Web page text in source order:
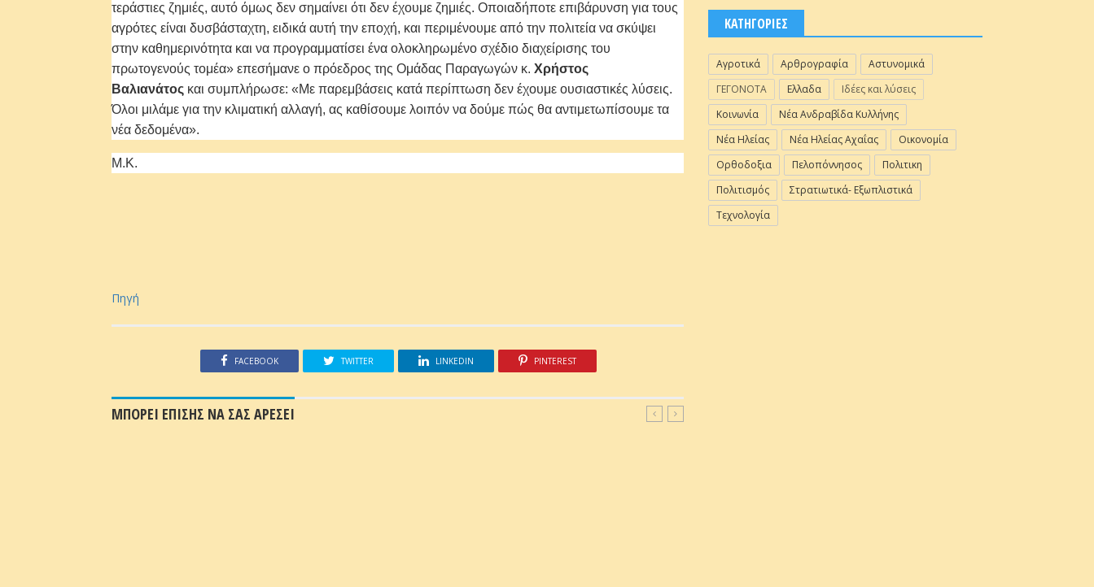
τεράστιες ζημιές, αυτό όμως δεν σημαίνει ότι δεν έχουμε ζημιές. Οποιαδήποτε επιβάρυνση για τους
αγρότες είναι δυσβάσταχτη, ειδικά αυτή την εποχή, και περιμένουμε από την πολιτεία να σκύψει
στην καθημερινότητα και να προγραμματίσει ένα ολοκληρωμένο σχέδιο διαχείρισης του
πρωτογενούς τομέα» επεσήμανε ο πρόεδρος της Ομάδας Παραγωγών κ. Χρήστος
Βαλιανάτος και συμπλήρωσε: «Με παρεμβάσεις κατά περίπτωση δεν έχουμε ουσιαστικές λύσεις.
Όλοι μιλάμε για την κλιματική αλλαγή, ας καθίσουμε λοιπόν να δούμε πώς θα αντιμετωπίσουμε τα
νέα δεδομένα».
Μ.Κ.
Πηγή
FACEBOOK TWITTER LINKEDIN PINTEREST
ΜΠΟΡΕΙ ΕΠΙΣΗΣ ΝΑ ΣΑΣ ΑΡΕΣΕΙ
ΚΑΤΗΓΟΡΙΕΣ
Αγροτικά Αρθρογραφία
Αστυνομικά
ΓΕΓΟΝΟΤΑ
Ελλαδα
Ιδέες και λύσεις
Κοινωνία
Νέα Ανδραβίδα Κυλλήνης
Νέα Ηλείας
Νέα Ηλείας Αχαΐας
Οικονομία
Ορθοδοξια
Πελοπόννησος
Πολιτικη
Πολιτισμός
Στρατιωτικά- Εξωπλιστικά
Τεχνολογία